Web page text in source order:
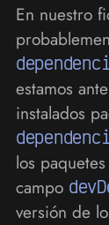
En nuestro
estamos
instalados
los
campo
versión de